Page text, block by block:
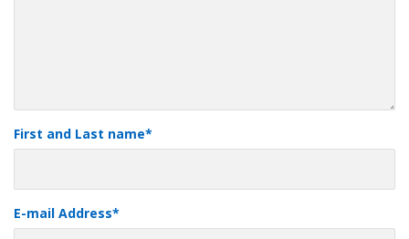
First and Last name*
E-mail Address*